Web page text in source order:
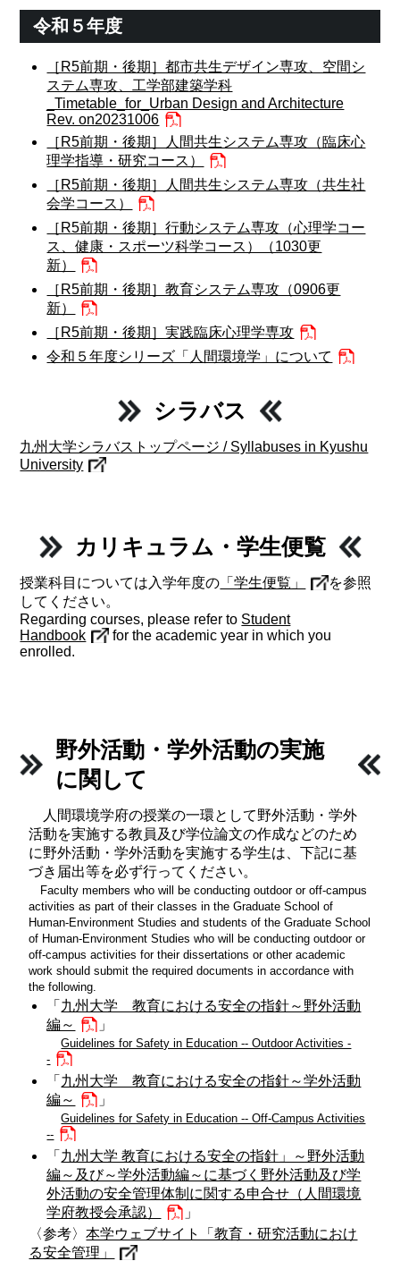
令和５年度
［R5前期・後期］都市共生デザイン専攻、空間シ
ステム専攻、工学部建築学科
_Timetable_for_Urban Design and Architecture
Rev. on20231006
［R5前期・後期］人間共生システム専攻（臨床心
理学指導・研究コース）
［R5前期・後期］人間共生システム専攻（共生社
会学コース）
［R5前期・後期］行動システム専攻（心理学コー
ス、健康・スポーツ科学コース）（1030更
新）
［R5前期・後期］教育システム専攻（0906更
新）
［R5前期・後期］実践臨床心理学専攻
令和５年度シリーズ「人間環境学」について
シラバス
九州大学シラバストップページ / Syllabuses in Kyushu
University
カリキュラム・学生便覧
授業科目については入学年度の 「学生便覧」
を参照
してください。
Regarding courses, please refer to Student
Handbook
for the academic year in which you
enrolled.
野外活動・学外活動の実施
に関して
人間環境学府の授業の一環として野外活動・学外
活動を実施する教員及び学位論文の作成などのため
に野外活動・学外活動を実施する学生は、下記に基
づき届出等を必ず行ってください。
Faculty members who will be conducting outdoor or off-campus
activities as part of their classes in the Graduate School of
Human-Environment Studies and students of the Graduate School
of Human-Environment Studies who will be conducting outdoor or
off-campus activities for their dissertations or other academic
work should submit the required documents in accordance with
the following.
「 九州大学 教育における安全の指針～野外活動
編～
」
Guidelines for Safety in Education -- Outdoor Activities -
-
「 九州大学 教育における安全の指針～学外活動
編～
」
Guidelines for Safety in Education -- Off-Campus Activities
--
「 九州大学 教育における安全の指針」～野外活動
編～及び～学外活動編～に基づく野外活動及び学
外活動の安全管理体制に関する申合せ（人間環境
学府教授会承認）
」
〈参考〉本学ウェブサイト「教育・研究活動におけ
る安全管理」